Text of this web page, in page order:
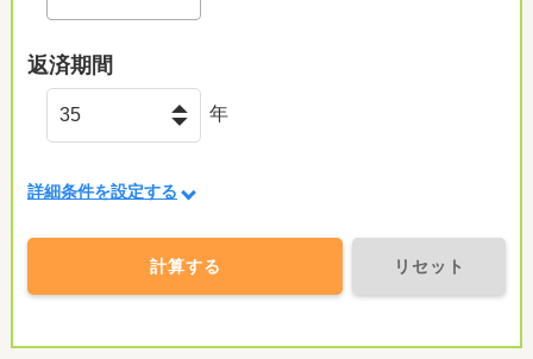
返済期間
年
詳細条件を設定する
計算する リセット